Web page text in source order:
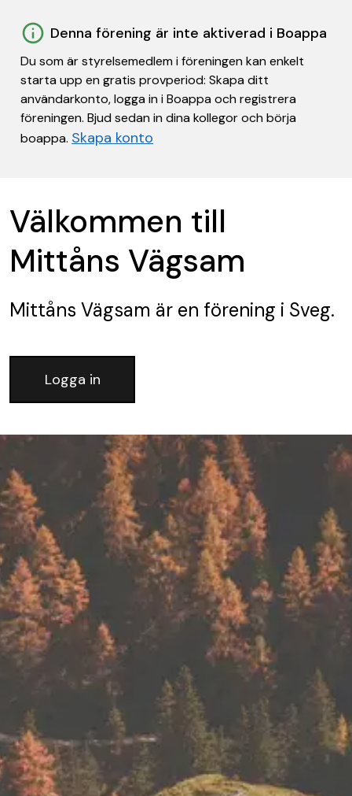
Denna förening är inte aktiverad i Boappa
Du som är styrelsemedlem i föreningen kan enkelt
starta upp en gratis provperiod: Skapa ditt
användarkonto, logga in i Boappa och registrera
föreningen. Bjud sedan in dina kollegor och börja
boappa. Skapa konto
Välkommen till
Mittåns Vägsam
Mittåns Vägsam är en förening i Sveg.
Logga in